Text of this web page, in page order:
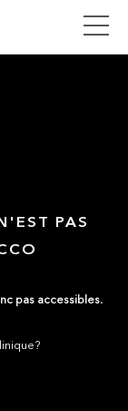
PAS
pas accessibles.